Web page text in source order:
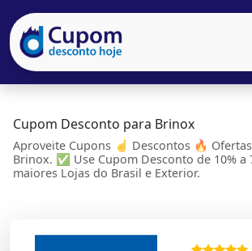
Cupom Desconto para Brinox
Aproveite Cupons ☝ Descontos 🔥
Brinox. ✅ Use Cupom Desconto de 10% a
maiores Lojas do Brasil e Exterior.